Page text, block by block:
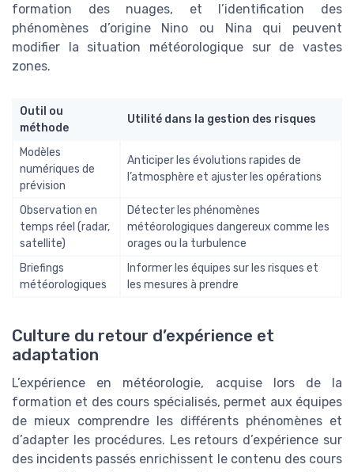
formation des nuages, et l’identification des
phénomènes d’origine Nino ou Nina qui peuvent
modifier la situation météorologique sur de vastes
zones.
Outil ou
méthode
Utilité dans la gestion des risques
Modèles
numériques de
prévision
Anticiper les évolutions rapides de
l’atmosphère et ajuster les opérations
Observation en
temps réel (radar,
satellite)
Détecter les phénomènes
météorologiques dangereux comme les
orages ou la turbulence
Briefings
météorologiques
Informer les équipes sur les risques et
les mesures à prendre
Culture du retour d’expérience et
adaptation
L’expérience en météorologie, acquise lors de la
formation et des cours spécialisés, permet aux équipes
de mieux comprendre les différents phénomènes et
d’adapter les procédures. Les retours d’expérience sur
des incidents passés enrichissent le contenu des cours